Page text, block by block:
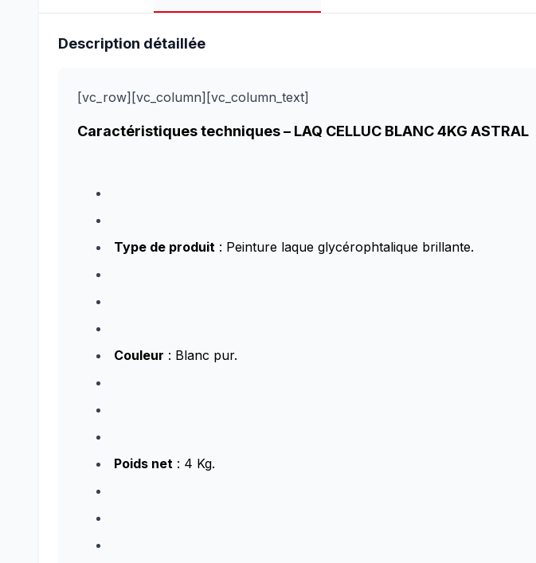
Description détaillée
[vc_row][vc_column][vc_column_text]
Caractéristiques techniques – LAQ CELLUC BLANC 4KG ASTRAL
Type de produit : Peinture laque glycérophtalique brillante.
Couleur : Blanc pur.
Poids net : 4 Kg.